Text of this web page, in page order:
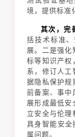
境，提供标准
其次，完
括技术标准
展。二是强化
标等知识产权
系，修订人工
据隐私保护规
前备案、事中
展形成最低安
立安全与伦理
具身智能安
属问题。